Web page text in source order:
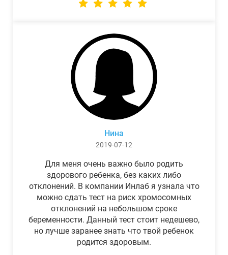
Нина
2019-07-12
Для меня очень важно было родить
здорового ребенка, без каких либо
отклонений. В компании Инлаб я узнала что
можно сдать тест на риск хромосомных
отклонений на небольшом сроке
беременности. Данный тест стоит недешево,
но лучше заранее знать что твой ребенок
родится здоровым.